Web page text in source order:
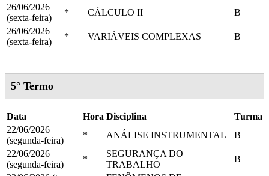
26/06/2026
(sexta-feira)
* CÁLCULO II
B
26/06/2026
(sexta-feira)
* VARIÁVEIS COMPLEXAS B
5° Termo
Data Hora Disciplina
Turma
22/06/2026
(segunda-feira)
* ANÁLISE INSTRUMENTAL
B
22/06/2026
(segunda-feira)
*
SEGURANÇA DO
TRABALHO
B